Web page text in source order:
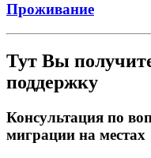
Проживание
Тут Вы
поддержку
Консультация по
миграции на местах